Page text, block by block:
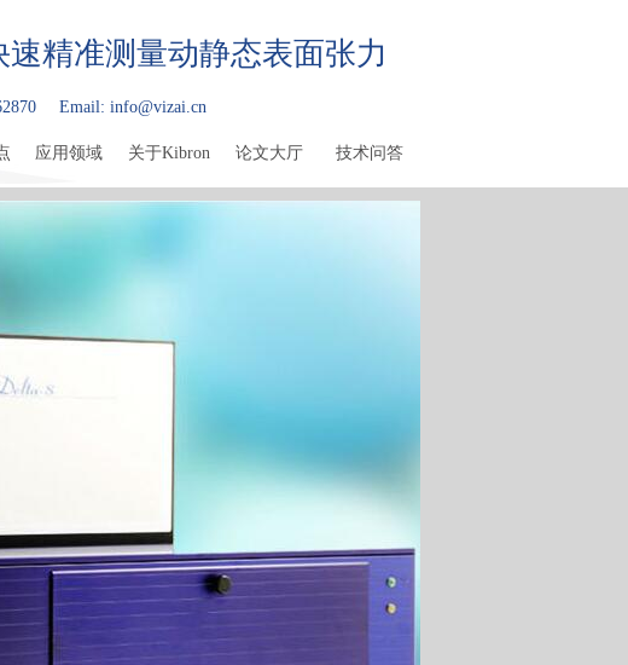
精准测量动静态表面张力
Email: info@vizai.cn
应用领域 关于Kibron 论文大厅 技术问答